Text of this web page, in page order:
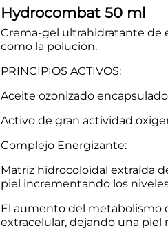
Hydrocombat 50 ml
Crema-gel ultrahidratante de
como la polución.
PRINCIPIOS ACTIVOS:
Aceite ozonizado
Activo de gran actividad
Complejo Energizante:
Matriz hidrocoloidal extraída
piel incrementando los niveles
El aumento del metabolismo
extracelular, dejando una piel